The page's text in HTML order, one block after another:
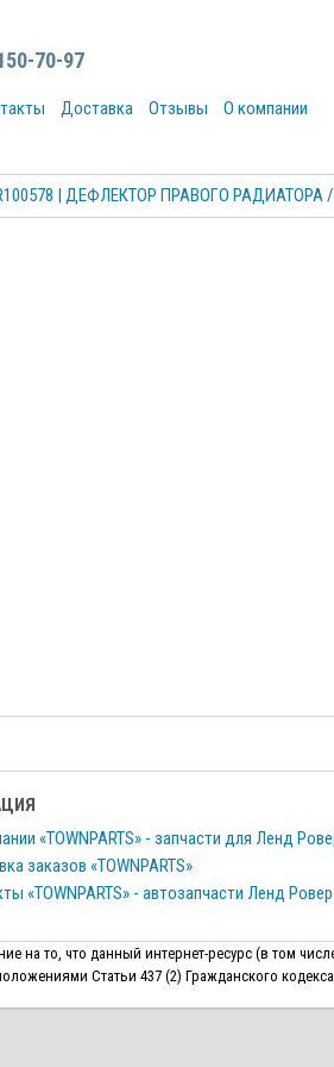
70-97
Доставка Отзывы О компании
| ДЕФЛЕКТОР ПРАВОГО РАДИАТОРА /
«TOWNPARTS» - запчасти для Ленд
заказов «TOWNPARTS»
«TOWNPARTS» - автозапчасти Ленд Ровер
на то, что данный интернет-ресурс (в том
Статьи 437 (2) Гражданского